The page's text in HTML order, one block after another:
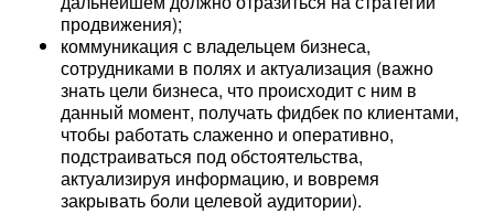
продвижения);
коммуникация с владельцем бизнеса,
сотрудниками в полях и актуализация (важно
знать цели бизнеса, что происходит с ним в
данный момент, получать фидбек по клиентами,
чтобы работать слаженно и оперативно,
подстраиваться под обстоятельства,
актуализируя информацию, и вовремя
закрывать боли целевой аудитории).